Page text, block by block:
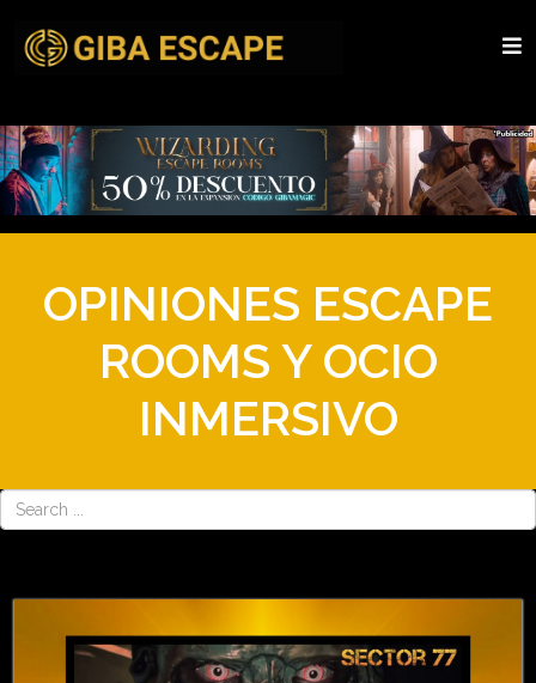
OPINIONES ESCAPE
ROOMS Y OCIO
INMERSIVO